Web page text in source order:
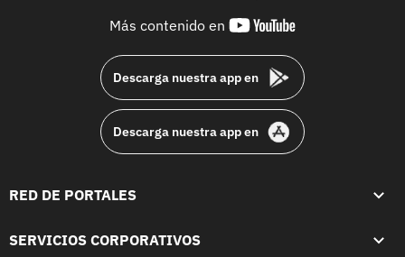
Más contenido en
youtube-
Descarga nuestra app en
Descarga nuestra app en
RED DE PORTALES
SERVICIOS CORPORATIVOS